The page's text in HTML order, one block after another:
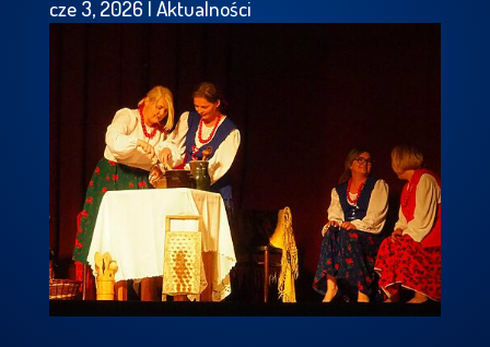
cze 3, 2026 | Aktualności